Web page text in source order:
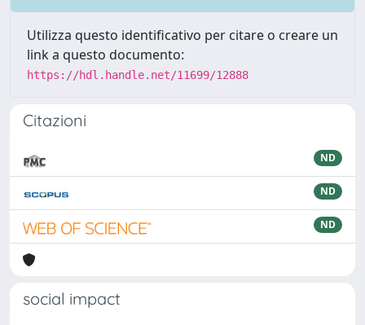
Utilizza questo identificativo per citare o creare un
link a questo documento:
https://hdl.handle.net/11699/12888
Citazioni
ND
ND
ND
social impact